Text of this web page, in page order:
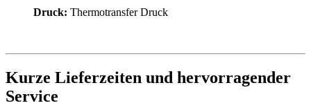
Druck: Thermotransfer Druck
Kurze Lieferzeiten und hervorragender
Service